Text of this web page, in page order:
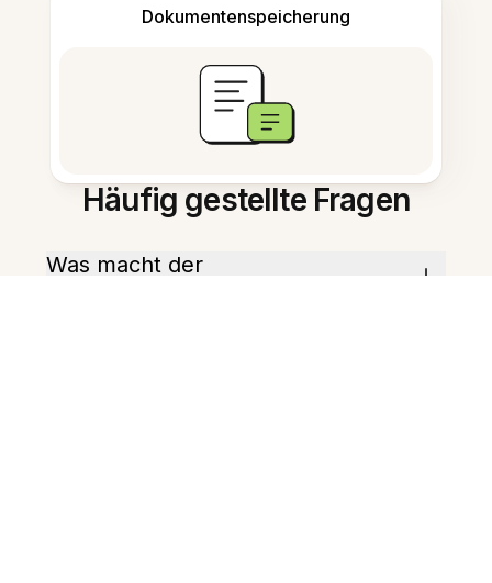
Dokumentenspeicherung
Häufig gestellte Fragen
Was macht der